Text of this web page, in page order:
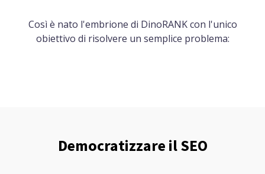
Così è nato l'embrione di DinoRANK con l'unico
obiettivo di risolvere un semplice problema:
Democratizzare il SEO